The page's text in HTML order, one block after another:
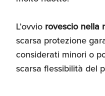
L’ovvio rovescio nella
scarsa protezione
considerati minori o
scarsa flessibilità del